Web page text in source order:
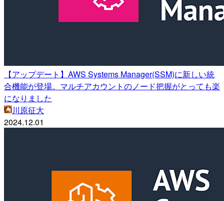
【アップデート】AWS Systems Manager(SSM)に新しい統
合機能が登場。マルチアカウントのノード把握がとっても楽
になりました
川原征大
2024.12.01